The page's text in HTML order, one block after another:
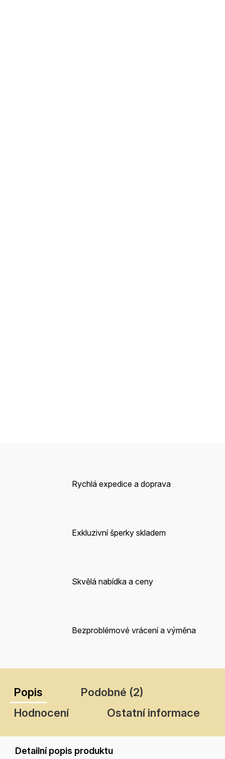
Rychlá expedice a doprava
Exkluzivní šperky skladem
Skvělá nabídka a ceny
Bezproblémové vrácení a výměna
Popis
Podobné (2)
Hodnocení
Ostatní informace
Detailní popis produktu